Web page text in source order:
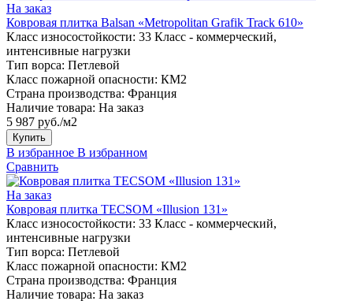
На заказ
Ковровая плитка Balsan «Metropolitan Grafik Track 610»
Класс износостойкости: 33 Класс - коммерческий,
интенсивные нагрузки
Тип ворса: Петлевой
Класс пожарной опасности: КМ2
Страна производства: Франция
Наличие товара: На заказ
5 987 руб./м2
Купить
В избранное В избранном
Сравнить
На заказ
Ковровая плитка TECSOM «Illusion 131»
Класс износостойкости: 33 Класс - коммерческий,
интенсивные нагрузки
Тип ворса: Петлевой
Класс пожарной опасности: КМ2
Страна производства: Франция
Наличие товара: На заказ